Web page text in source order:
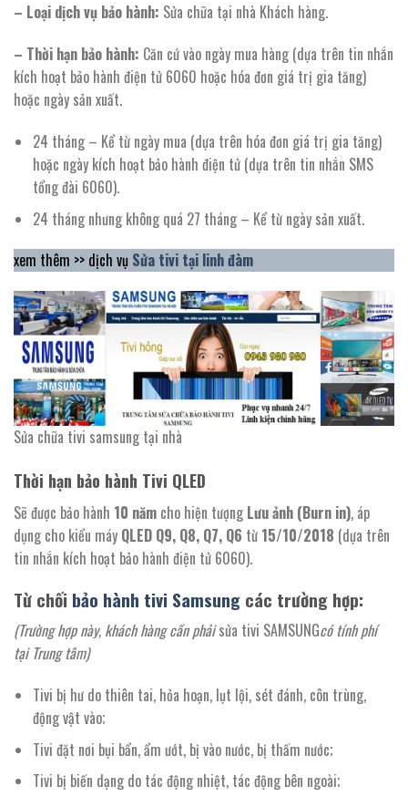
– Loại dịch vụ bảo hành: Sửa chữa tại nhà Khách hàng.
– Thời hạn bảo hành: Căn cứ vào ngày mua hàng (dựa trên tin nhắn
kích hoạt bảo hành điện tử 6060 hoặc hóa đơn giá trị gia tăng)
hoặc ngày sản xuất.
24 tháng – Kể từ ngày mua (dựa trên hóa đơn giá trị gia tăng)
hoặc ngày kích hoạt bảo hành điện tử (dựa trên tin nhắn SMS
tổng đài 6060).
24 tháng nhưng không quá 27 tháng – Kể từ ngày sản xuất.
xem thêm >> dịch vụ Sửa tivi tại linh đàm
Sửa chữa tivi samsung tại nhà
Thời hạn bảo hành Tivi QLED
Sẽ được bảo hành 10 năm cho hiện tượng Lưu ảnh (Burn in), áp
dụng cho kiểu máy QLED Q9, Q8, Q7, Q6 từ 15/10/2018 (dựa trên
tin nhắn kích hoạt bảo hành điện tử 6060).
Từ chối bảo hành tivi Samsung các trường hợp:
(Trường hợp này, khách hàng cần phảisửa tivi SAMSUNGcó tính phí
tại Trung tâm)
Tivi bị hư do thiên tai, hỏa hoạn, lụt lội, sét đánh, côn trùng,
động vật vào;
Tivi đặt nơi bụi bẩn, ẩm ướt, bị vào nước, bị thấm nước;
Tivi bị biến dạng do tác động nhiệt, tác động bên ngoài;